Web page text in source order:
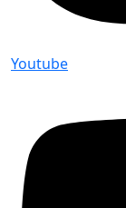
Youtube